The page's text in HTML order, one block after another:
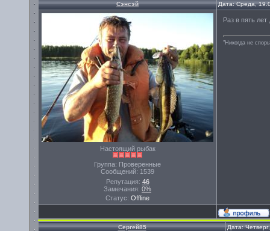
Сэнсэй Дата: Среда,
Настоящий рыбак
Группа: Проверенные
Сообщений: 1539
Репутация: 46
Замечания: 0%
Статус: Offline
Раз в пять
"Никогда не
Сергей85 Дата: